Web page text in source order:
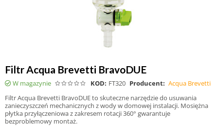
Filtr Acqua Brevetti BravoDUE
W magazynie KOD: FT320 Producent: Acqua Brevetti
Filtr Acqua Brevetti BravoDUE to skuteczne narzędzie do usuwania
zanieczyszczeń mechanicznych z wody w domowej instalacji. Mosiężna
płytka przyłączeniowa z zakresem rotacji 360° gwarantuje
bezproblemowy montaż.